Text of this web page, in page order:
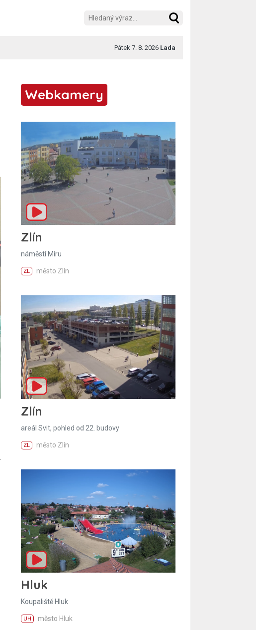
Pátek 7. 8. 2026 Lada
Webkamery
Zlín
náměstí Míru
ZL město Zlín
Zlín
areál Svit, pohled od 22. budovy
ZL město Zlín
Hluk
Koupaliště Hluk
UH město Hluk